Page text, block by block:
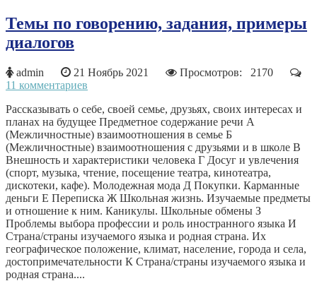
Темы по говорению, задания, примеры
диалогов
admin 21 Ноябрь 2021
Просмотров: 2170
11 комментариев
Рассказывать о себе, своей семье, друзьях, своих интересах и
планах на будущее Предметное содержание речи A
(Межличностные) взаимоотношения в семье Б
(Межличностные) взаимоотношения с друзьями и в школе В
Внешность и характеристики человека Г Досуг и увлечения
(спорт, музыка, чтение, посещение театра, кинотеатра,
дискотеки, кафе). Молодежная мода Д Покупки. Карманные
деньги Е Переписка Ж Школьная жизнь. Изучаемые предметы
и отношение к ним. Каникулы. Школьные обмены З
Проблемы выбора профессии и роль иностранного языка И
Страна/страны изучаемого языка и родная страна. Их
географическое положение, климат, население, города и села,
достопримечательности К Страна/страны изучаемого языка и
родная страна....